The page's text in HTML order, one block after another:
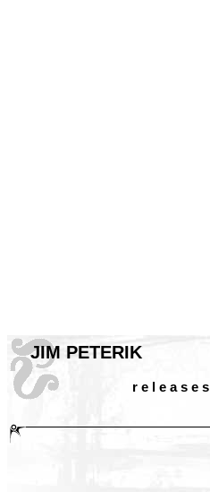
JIM PETERIK
r e l e a s e s